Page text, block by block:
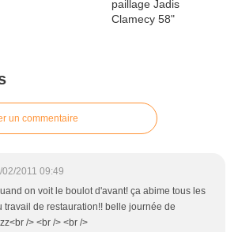
un commentaire
02/2011 09:49
on voit le boulot d'avant! ça abime tous les
travail de restauration!! belle journée de
/> <br /> <br />